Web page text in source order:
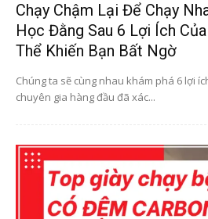
Chạy Chậm Lại Để Chạy
Học Đằng Sau 6 Lợi Ích
Thể Khiến Bạn Bất Ngờ
Chúng ta sẽ cùng nhau khám phá 6 lợi
chuyên gia hàng đầu đã xác...